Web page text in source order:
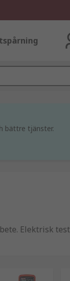
bättre tjänster.
Elektrisk